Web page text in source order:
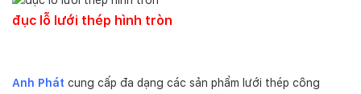
đục lỗ lưới thép hình tròn
Anh Phát cung cấp đa dạng các sản phẩm lưới thép công